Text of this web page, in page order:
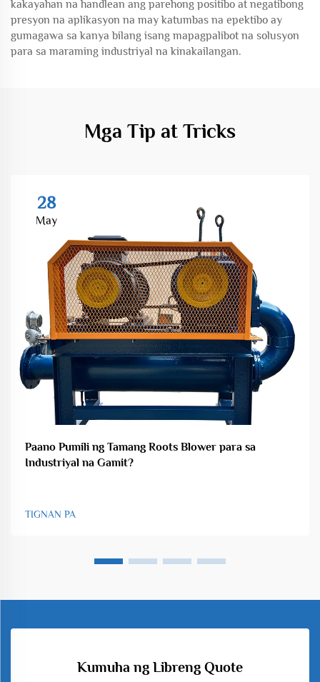
kakayahan na handlean ang parehong positibo at negatibong
presyon na aplikasyon na may katumbas na epektibo ay
gumagawa sa kanya bilang isang mapagpalibot na solusyon
para sa maraming industriyal na kinakailangan.
Mga Tip at Tricks
28
May
Paano Pumili ng Tamang Roots Blower para sa
Industriyal na Gamit?
TIGNAN PA
Kumuha ng Libreng Quote